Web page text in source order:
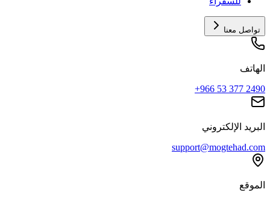
تواصل معنا
الهاتف
+966 53 377 2490
البريد الإلكتروني
support@mogtehad.com
الموقع